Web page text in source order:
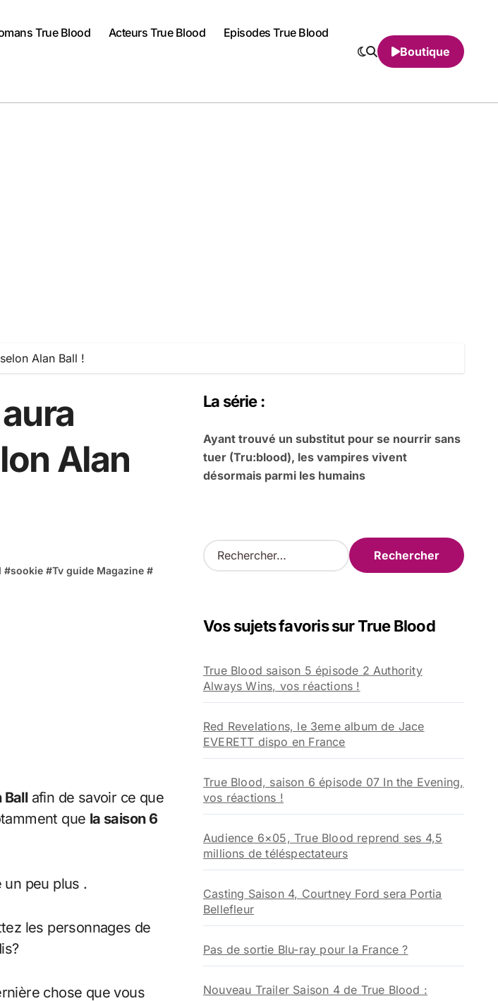
True Blood Acteurs True Blood Episodes True Blood
Boutique
Alan Ball !
Alan
#sookie #Tv guide Magazine #
Ballafin de savoir ce que
que la saison 6
un peu plus .
les personnages de
chose que vous
La série :
Ayant trouvé un substitut pour se nourrir sans
tuer (Tru:blood), les vampires vivent
désormais parmi les humains
R
e
r
e
r
Vos sujets favoris sur True Blood
True Blood saison 5 épisode 2 Authority
Always Wins, vos réactions !
Red Revelations, le 3eme album de Jace
EVERETT dispo en France
True Blood, saison 6 épisode 07 In the Evening,
vos réactions !
Audience 6×05, True Blood reprend ses 4,5
millions de téléspectateurs
Casting Saison 4, Courtney Ford sera Portia
Bellefleur
Pas de sortie Blu-ray pour la France ?
Nouveau Trailer Saison 4 de True Blood :